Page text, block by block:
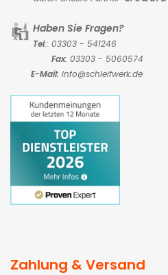
Haben Sie Fragen?
Tel.: 03303 - 541246
Fax: 03303 - 5060574
E-Mail: Info@schleifwerk.de
Zahlung & Versand